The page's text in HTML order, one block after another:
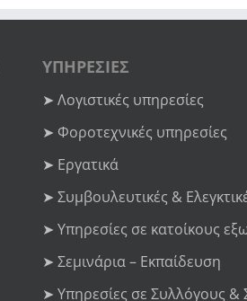
ΥΠΗΡΕΣΙΕΣ
➤ Λογιστικές υπηρεσίες
➤ Φοροτεχνικές υπηρεσίες
➤ Εργατικά
➤ Συμβουλευτικές &
➤ Υπηρεσίες σε κατοίκους
➤ Σεμινάρια – Εκπαίδευση
➤ Υπηρεσίες σε Συλλόγους &